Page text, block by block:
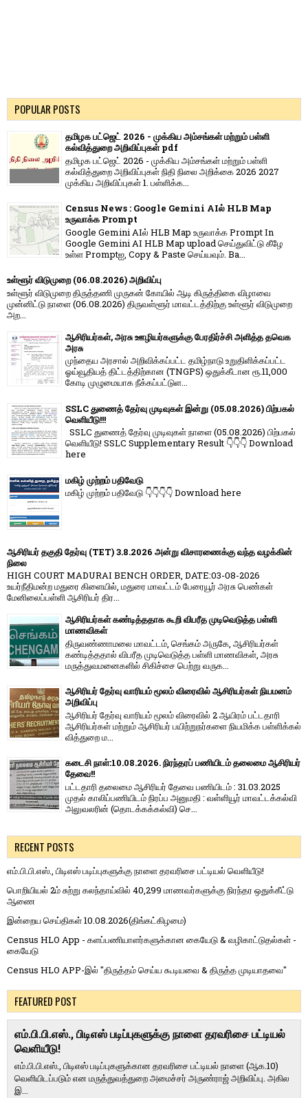
POPULAR POSTS
தமிழக பட்ஜெட் 2026 - முக்கிய அம்சங்கள் மற்றும் பள்ளி
கல்வித்துறை அறிவிப்புகள் pdf
தமிழக பட்ஜெட் 2026 - முக்கிய அம்சங்கள் மற்றும் பள்ளி
கல்வித்துறை அறிவிப்புகள் நிதி நிலை அறிக்கை 2026 2027
முக்கிய அறிவிப்புகள் 1. பள்ளிக்க...
Census News : Google Gemini AIல் HLB Map
உருவாக்க Prompt
Google Gemini AIல் HLB Map உருவாக்க Prompt In
Google Gemini AI HLB Map upload செய்துவிட்டு கீழே
உள்ள Promptஐ, Copy & Paste செய்யவும். Ba...
உள்ளூர் விடுமுறை (06.08.2026) அறிவிப்பு
உள்ளூர் விடுமுறை திருத்தணி முருகன் கோயில் ஆடி கிருத்திகை விழாவை
முன்னிட்டு நாளை (06.08.2026) திருவள்ளூர் மாவட்டத்திற்கு உள்ளூர் விடுமுறை
அற...
ஆசிரியர்கள், அரசு ஊழியர்களுக்கு பேரதிர்ச்சி அளித்த தவெக
அரசு
முந்தைய அரசால் அறிவிக்கப்பட்ட தமிழ்நாடு உறுதிளிக்கப்பட்ட
ஓய்வூதியத் திட்டத்திற்கான (TNGPS) ஒதுக்கீடான ரூ.11,000
கோடி முழுமையாக நீக்கப்பட்டுள...
SSLC துணைத் தேர்வு முடிவுகள் இன்று (05.08.2026) பிற்பகல்
வெளியீடு!!!
SSLC துணைத் தேர்வு முடிவுகள் நாளை (05.08.2026) பிற்பகல்
வெளியீடு! SSLC Supplementary Result 👇👇👇 Download
here
மகிழ் முற்றம் பதிவேடு
மகிழ் முற்றம் பதிவேடு 👇👇👇👇 Download here
ஆசிரியர் தகுதி தேர்வு (TET) 3.8.2026 அன்று விசாரணைக்கு வந்த வழக்கின்
நிலை
HIGH COURT MADURAI BENCH ORDER, DATE:03-08-2026
உயர்நீதிமன்ற மதுரை கிளையில், மதுரை மாவட்டம் பேரையூர் அரசு பெண்கள்
மேனிலைப்பள்ளி ஆசிரியர் திர...
ஆசிரியர்கள் கண்டித்ததாக கூறி விபரீத முடிவெடுத்த பள்ளி
மாணவிகள்
திருவண்ணாமலை மாவட்டம், செங்கம் அருகே, ஆசிரியர்கள்
கண்டித்ததால் விபரீத முடிவெடுத்த பள்ளி மாணவிகள், அரசு
மருத்துவமனைகளில் சிகிச்சை பெற்று வருக...
ஆசிரியர் தேர்வு வாரியம் மூலம் விரைவில் ஆசிரியர்கள் நியமனம்
அறிவிப்பு
ஆசிரியர் தேர்வு வாரி​யம் மூலம் விரை​வில் 2 ஆயிரம் பட்​ட​தாரி
ஆசிரியர்​கள் மற்​றும் ஆசிரியர் பயிற்றுநர்​களை நியமிக்க பள்​ளிக்​கல்​
வித்​துறை ம...
கடைசி நாள்:10.08.2026. நிரந்தரப் பணியிடம் தலைமை ஆசிரியர்
தேவை!!
பட்டதாரி தலைமை ஆசிரியர் தேவை பணியிடம் : 31.03.2025
முதல் காலிப்பணியிடம் நிரப்ப அனுமதி : வள்ளியூர் மாவட்டக்கல்வி
அலுவலரின் (தொடக்கக்கல்வி) செ...
RECENT POSTS
எம்.பி.பி.எஸ்., பிடிஎஸ் படிப்புகளுக்கு நாளை தரவரிசை பட்டியல் வெளியீடு!
பொறியியல் 2ம் சுற்று கலந்தாய்வில் 40,299 மாணவர்களுக்கு நிரந்தர ஒதுக்கீட்டு
ஆணை
இன்றைய செய்திகள் 10.08.2026(திங்கட்கிழமை)
Census HLO App - களப்பணியாளர்களுக்கான கையேடு & வழிகாட்டுதல்கள் -
கையேடு
Census HLO APP-இல் "திருத்தம் செய்ய கூடியவை & திருத்த முடியாதவை"
FEATURED POST
எம்.பி.பி.எஸ்., பிடிஎஸ் படிப்புகளுக்கு நாளை தரவரிசை பட்டியல்
வெளியீடு!
எம்.பி.பி.எஸ்., பிடிஎஸ் படிப்புகளுக்கான தரவரிசை பட்டியல் நாளை (ஆக.10)
வெளியிடப்படும் என மருத்துவத்துறை அமைச்சர் அருண்ராஜ் அறிவிப்பு. அகில
இ...